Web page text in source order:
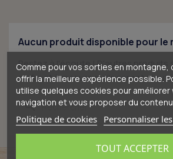
Aucun produit disponible pour le
Restez à l'écoute ! D'autres produits
au fur et à mesure qu'ils seront
search
Comme pour vos sorties en montagne,
offrir la meilleure expérience possible.
utilise quelques cookies pour améliorer
navigation et vous proposer du
Politique de cookies Personnaliser
TOUT ACCEPTER